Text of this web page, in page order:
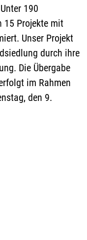
190
15 Projekte mit
Unser Projekt
durch ihre
Die Übergabe
im Rahmen
den 9.